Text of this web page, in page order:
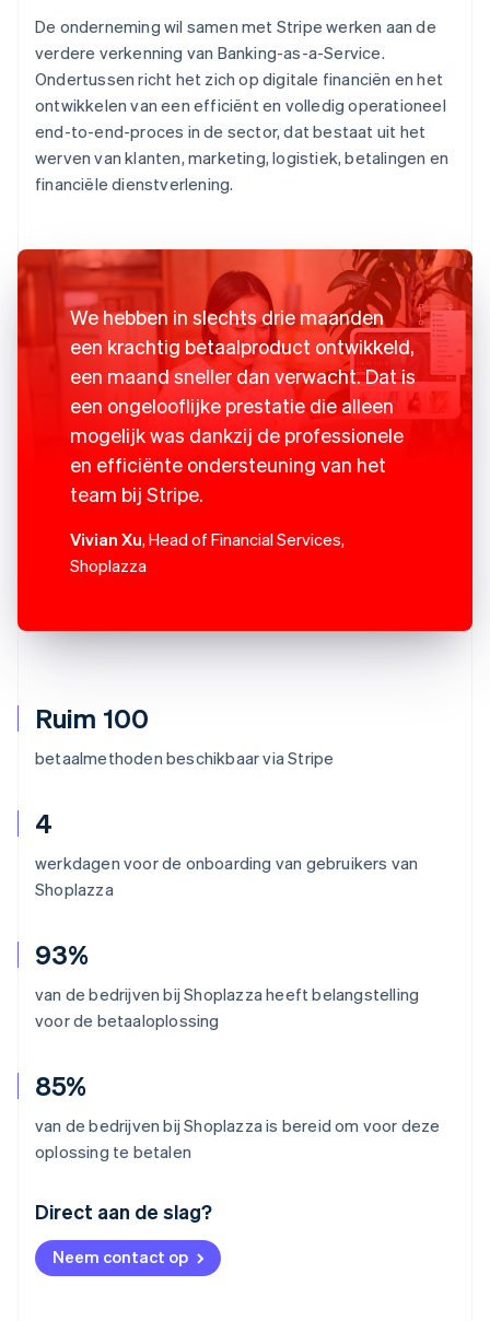
Ruim 100
betaalmethoden beschikbaar via Stripe
4
werkdagen voor de onboarding van gebruikers van
Shoplazza
93%
van de bedrijven bij Shoplazza heeft belangstelling
voor de betaaloplossing
85%
van de bedrijven bij Shoplazza is bereid om voor deze
oplossing te betalen
Direct aan de slag?
Neem contact op
De onderneming wil samen met Stripe werken aan de
verdere verkenning van Banking-as-a-Service.
Ondertussen richt het zich op digitale financiën en het
ontwikkelen van een efficiënt en volledig operationeel
end-to-end-proces in de sector, dat bestaat uit het
werven van klanten, marketing, logistiek, betalingen en
financiële dienstverlening.
We hebben in slechts drie maanden
een krachtig betaalproduct ontwikkeld,
een maand sneller dan verwacht. Dat is
een ongelooflijke prestatie die alleen
mogelijk was dankzij de professionele
en efficiënte ondersteuning van het
team bij Stripe.
Vivian Xu, Head of Financial Services,
Shoplazza
Australië
English
België
NederlandsFrançais Deutsch